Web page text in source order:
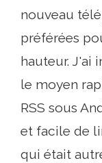
nouveau
préférées
hauteur. J'ai
le moyen
RSS sous
et facile de
qui était